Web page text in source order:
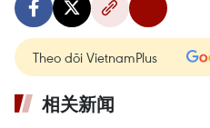
Theo dõi VietnamPlus
相关新闻